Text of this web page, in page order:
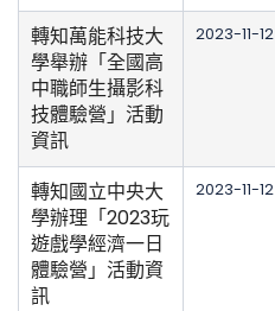
轉知萬能科技大
學舉辦「全國高
中職師生攝影科
技體驗營」活動
資訊
2023-11-12
轉知國立中央大
學辦理「2023玩
遊戲學經濟一日
體驗營」活動資
訊
2023-11-12